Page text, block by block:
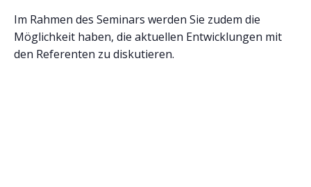
Im Rahmen des Seminars werden Sie zudem die
Möglichkeit haben, die aktuellen Entwicklungen mit
den Referenten zu diskutieren.